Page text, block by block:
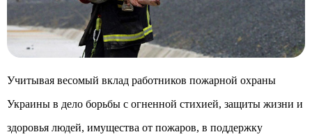
Учитывая весомый вклад работников пожарной охраны
Украины в дело борьбы с огненной стихией, защиты жизни и
здоровья людей, имущества от пожаров, в поддержку